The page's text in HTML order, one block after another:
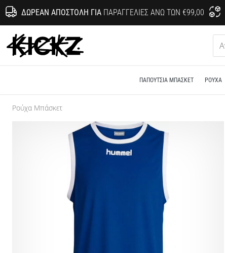
ΔΩΡΕΆΝ ΑΠΟΣΤΟΛΉ ΓΙΑΠΑΡΑΓΓΕΛΊΕΣ ΆΝΩ ΤΩΝ €99,00
KICKZ.gr
ΠΑΠΟΎΤΣΙΑ ΜΠΆΣΚΕΤ ΡΟΎΧΑ
Ρούχα Μπάσκετ